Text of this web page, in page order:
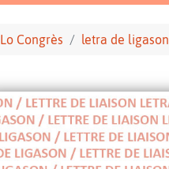
Lo Congrès letra de ligason